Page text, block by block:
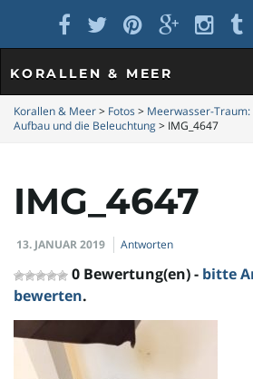
KORALLEN & MEER
Korallen & Meer> Fotos > Meerwasser-
Aufbau und die Beleuchtung> IMG_4647
IMG_4647
13. JANUAR 2019 Antworten
0 Bewertung(en) - bitte
bewerten.